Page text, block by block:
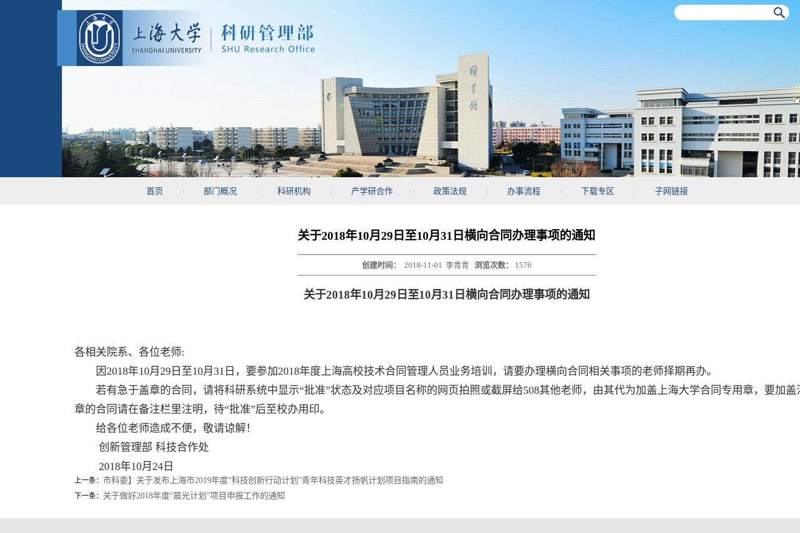
首页 部门概况 科研机构 产学研合作 政策法规 办事流程 下载专区 子网链接
关于2018年10月29日至10月31日横向合同办理事项的通知
创建时间： 2018-11-01 李青青 浏览次数： 1576
关于2018年10月 29 日至10月 31 日横向合同办理事项的通知
各相关院系、各位老师:
因2018年10月 29 日至10月 31 日，要参加2018年度上海高校技术合同管理人员业务培训，请要办理横向合同相关事项的老师择期再办。
若有急于盖章的合同，请将科研系统中显示“批准”状态及对应项目名称的网页拍照或截屏给508其他老师，由其代为加盖上海大学合同专用章，要加盖
章的合同请在备注栏里注明，待“批准”后至校办用印。
给各位老师造成不便，敬请谅解！
创新管理部 科技合作处
2018年10月 24 日
上一条： 市科委】关于发布上海市2019年度“科技创新行动计划”青年科技英才扬帆计划项目指南的通知
下一条： 关于做好2018年度“晨光计划”项目申报工作的通知